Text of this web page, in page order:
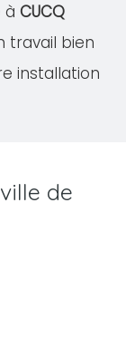
à CUCQ
travail bien
installation
de